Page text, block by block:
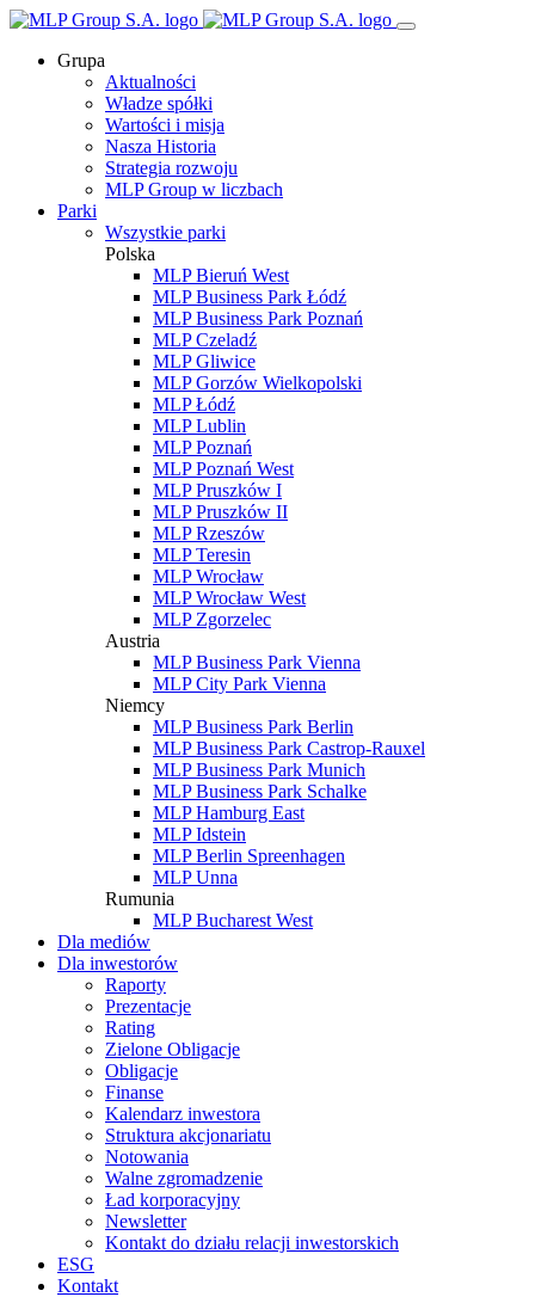
Grupa
Aktualności
Władze spółki
Wartości i misja
Nasza Historia
Strategia rozwoju
MLP Group w liczbach
Parki
Wszystkie parki
Polska
MLP Bieruń West
MLP Business Park Łódź
MLP Business Park Poznań
MLP Czeladź
MLP Gliwice
MLP Gorzów Wielkopolski
MLP Łódź
MLP Lublin
MLP Poznań
MLP Poznań West
MLP Pruszków I
MLP Pruszków II
MLP Rzeszów
MLP Teresin
MLP Wrocław
MLP Wrocław West
MLP Zgorzelec
Austria
MLP Business Park Vienna
MLP City Park Vienna
Niemcy
MLP Business Park Berlin
MLP Business Park Castrop-Rauxel
MLP Business Park Munich
MLP Business Park Schalke
MLP Hamburg East
MLP Idstein
MLP Berlin Spreenhagen
MLP Unna
Rumunia
MLP Bucharest West
Dla mediów
Dla inwestorów
Raporty
Prezentacje
Rating
Zielone Obligacje
Obligacje
Finanse
Kalendarz inwestora
Struktura akcjonariatu
Notowania
Walne zgromadzenie
Ład korporacyjny
Newsletter
Kontakt do działu relacji inwestorskich
ESG
Kontakt